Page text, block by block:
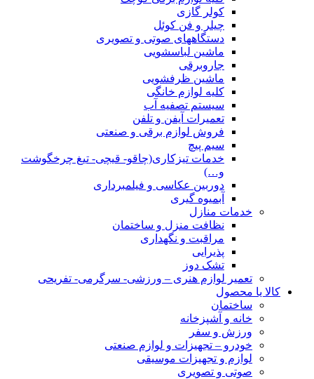
کولر گازی
چیلر و فن کوئل
دستگاههای صوتی و تصویری
ماشین لباسشویی
جاروبرقی
ماشین ظرفشویی
کلیه لوازم خانگی
سیستم تصفیه آب
تعمیرات آیفن و تلفن
فروش لوازم برقی و صنعتی
سیم پیچ
خدمات تیزکاری(چاقو- قیچی- تیغ چرخگوشت
و…)
دوربین عکاسی و فیلمبرداری
آبمیوه گیری
خدمات منازل
نظافت منزل و ساختمان
مراقبت و نگهداری
پذیرایی
تشک دوز
تعمیر لوازم هنری – ورزشی- سرگرمی- تفریحی
کالا یا محصول
ساختمان
خانه و آشپزخانه
ورزش و سفر
خودرو – تجهیزات و لوازم صنعتی
لوازم و تجهیزات موسیقی
صوتی و تصویری